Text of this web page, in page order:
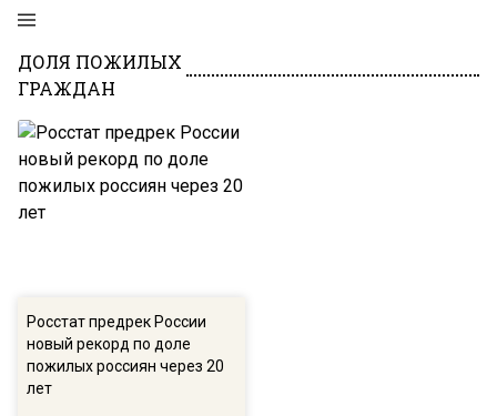
ДОЛЯ ПОЖИЛЫХ
ГРАЖДАН
Росстат предрек России
новый рекорд по доле
пожилых россиян через 20
лет